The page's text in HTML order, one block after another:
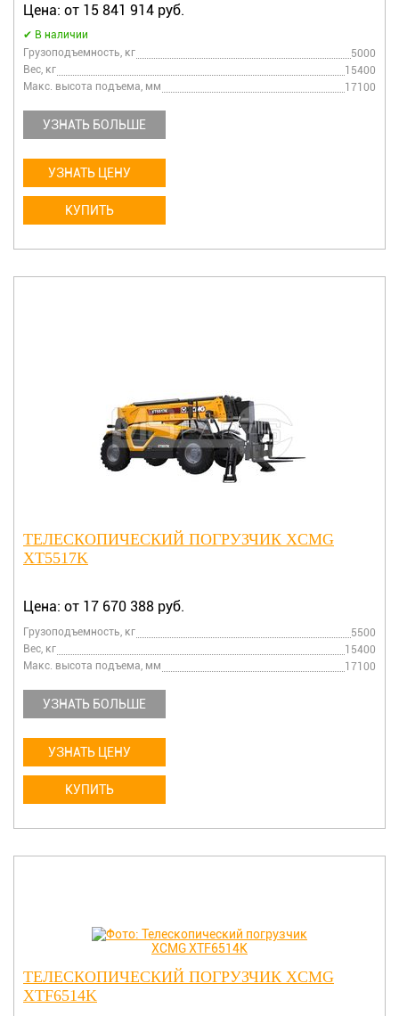
Цена: от 15 841 914 руб.
В наличии
Грузоподъемность, кг
5000
Вес, кг
15400
Макс. высота подъема, мм
17100
УЗНАТЬ БОЛЬШЕ
УЗНАТЬ ЦЕНУ
КУПИТЬ
ТЕЛЕСКОПИЧЕСКИЙ ПОГРУЗЧИК XCMG
XT5517K
Цена: от 17 670 388 руб.
Грузоподъемность, кг
5500
Вес, кг
15400
Макс. высота подъема, мм
17100
УЗНАТЬ БОЛЬШЕ
УЗНАТЬ ЦЕНУ
КУПИТЬ
ТЕЛЕСКОПИЧЕСКИЙ ПОГРУЗЧИК XCMG
XTF6514K